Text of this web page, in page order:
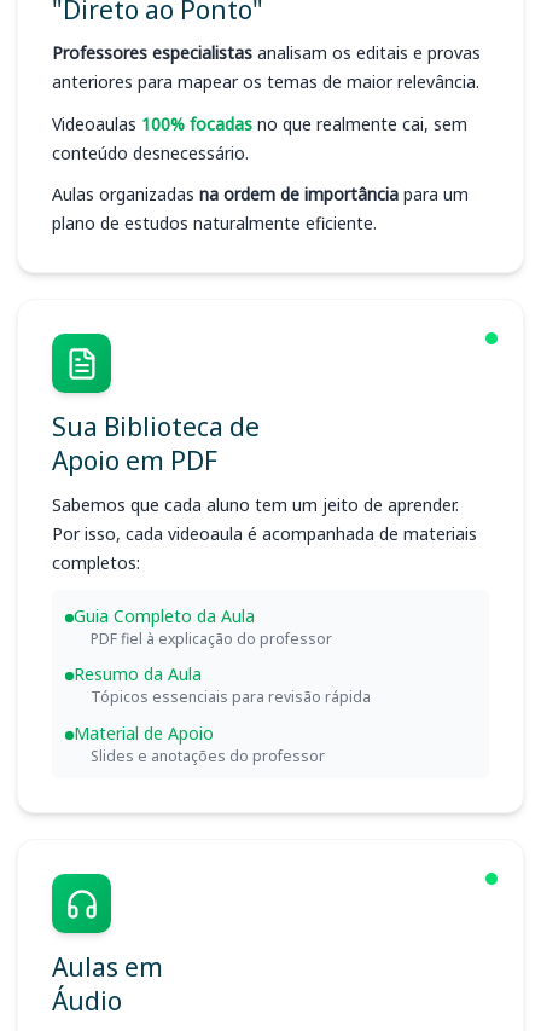
"Direto ao Ponto"
Professores especialistas analisam os editais e provas
anteriores para mapear os temas de maior relevância.
Videoaulas 100% focadas no que realmente cai, sem
conteúdo desnecessário.
Aulas organizadas na ordem de importância para um
plano de estudos naturalmente eficiente.
Sua Biblioteca de
Apoio em PDF
Sabemos que cada aluno tem um jeito de aprender.
Por isso, cada videoaula é acompanhada de materiais
completos:
Guia Completo da Aula
PDF fiel à explicação do professor
Resumo da Aula
Tópicos essenciais para revisão rápida
Material de Apoio
Slides e anotações do professor
Aulas em
Áudio